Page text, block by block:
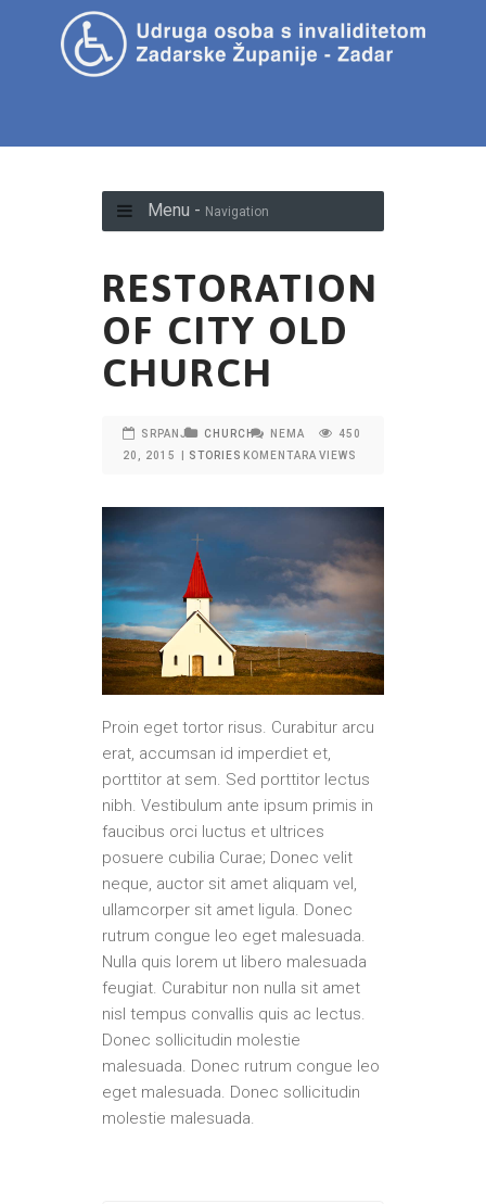
Menu - Navigation
RESTORATION
OF CITY OLD
CHURCH
SRPANJ
20, 2015
CHURCH
STORIES
NEMA
KOMENTARA
450
VIEWS
Proin eget tortor risus. Curabitur arcu
erat, accumsan id imperdiet et,
porttitor at sem. Sed porttitor lectus
nibh. Vestibulum ante ipsum primis in
faucibus orci luctus et ultrices
posuere cubilia Curae; Donec velit
neque, auctor sit amet aliquam vel,
ullamcorper sit amet ligula. Donec
rutrum congue leo eget malesuada.
Nulla quis lorem ut libero malesuada
feugiat. Curabitur non nulla sit amet
nisl tempus convallis quis ac lectus.
Donec sollicitudin molestie
malesuada. Donec rutrum congue leo
eget malesuada. Donec sollicitudin
molestie malesuada.